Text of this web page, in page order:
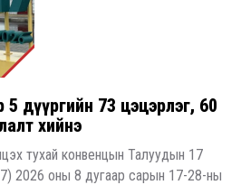
5 дүүргийн 73 цэцэрлэг, 60
хийнэ
тухай конвенцын Талуудын 17
2026 оны 8 дугаар сарын 17-28-ны